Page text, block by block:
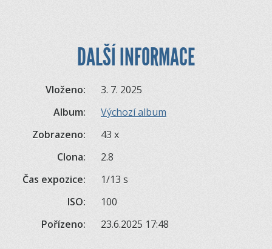
DALŠÍ INFORMACE
Vloženo:
3. 7. 2025
Album:
Výchozí album
Zobrazeno:
43 x
Clona:
2.8
Čas expozice:
1/13 s
ISO:
100
Pořízeno:
23.6.2025 17:48